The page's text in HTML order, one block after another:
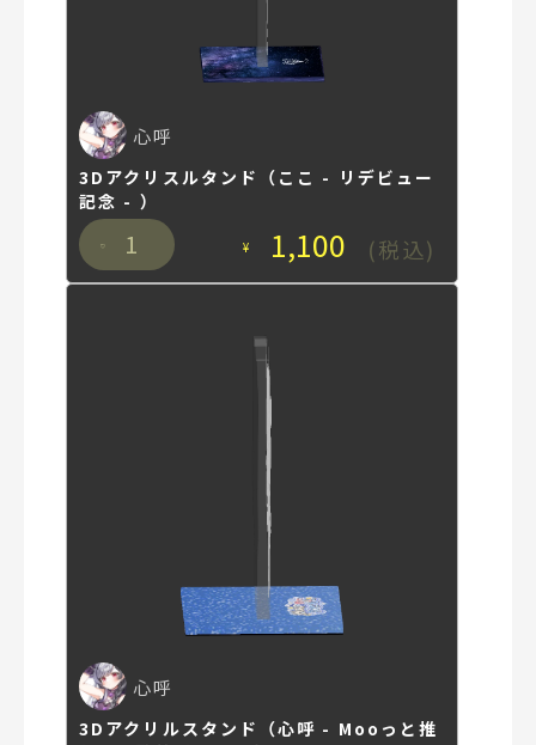
心呼
3Dアクリスルタンド（ここ - リデビュー
記念 - ）
1 ¥ 1,100 (税込)
心呼
3Dアクリルスタンド（心呼 - Mooっと推